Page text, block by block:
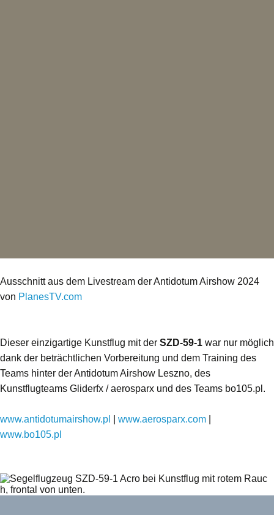
Ausschnitt aus dem Livestream der Antidotum Airshow 2024
von PlanesTV.com
Dieser einzigartige Kunstflug mit der SZD-59-1 war nur möglich
dank der beträchtlichen Vorbereitung und dem Training des
Teams hinter der Antidotum Airshow Leszno, des
Kunstflugteams Gliderfx / aerosparx und des Teams bo105.pl.
www.antidotumairshow.pl www.aerosparx.com
www.bo105.pl